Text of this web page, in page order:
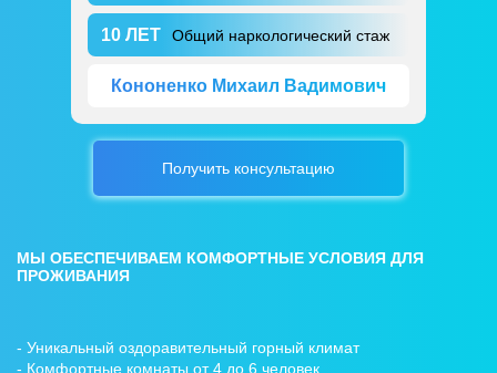
10 ЛЕТ Общий наркологический стаж
Кононенко Михаил Вадимович
Получить консультацию
МЫ ОБЕСПЕЧИВАЕМ КОМФОРТНЫЕ УСЛОВИЯ ДЛЯ
ПРОЖИВАНИЯ
- Уникальный оздоравительный горный климат
- Комфортные комнаты от 4 до 6 человек